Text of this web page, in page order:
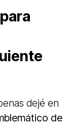
dejé en
de